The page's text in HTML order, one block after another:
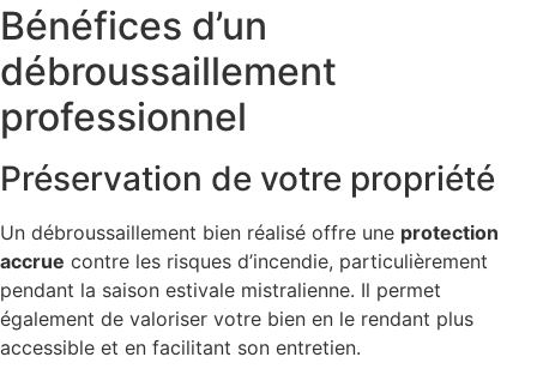
Bénéfices d’un
débroussaillement
professionnel
Préservation de votre propriété
Un débroussaillement bien réalisé offre une protection
accrue contre les risques d’incendie, particulièrement
pendant la saison estivale mistralienne. Il permet
également de valoriser votre bien en le rendant plus
accessible et en facilitant son entretien.